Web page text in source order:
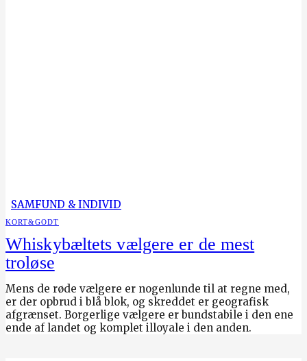
SAMFUND & INDIVID
KORT&GODT
Whiskybæltets vælgere er de mest
troløse
Mens de røde vælgere er nogenlunde til at regne med,
er der opbrud i blå blok, og skreddet er geografisk
afgrænset. Borgerlige vælgere er bundstabile i den ene
ende af landet og komplet illoyale i den anden.